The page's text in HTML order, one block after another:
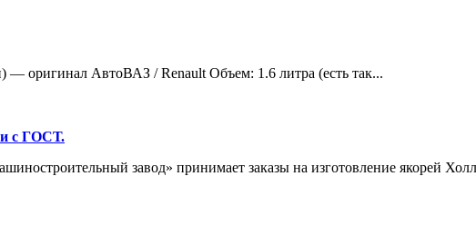
оригинал АвтоВАЗ / Renault Объем: 1.6 литра (есть так...
с ГОСТ.
завод» принимает заказы на изготовление якорей